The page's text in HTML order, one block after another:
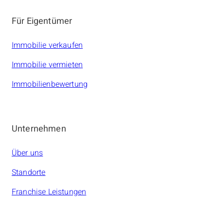
Für Eigentümer
Immobilie verkaufen
Immobilie vermieten
Immobilienbewertung
Unternehmen
Über uns
Standorte
Franchise Leistungen